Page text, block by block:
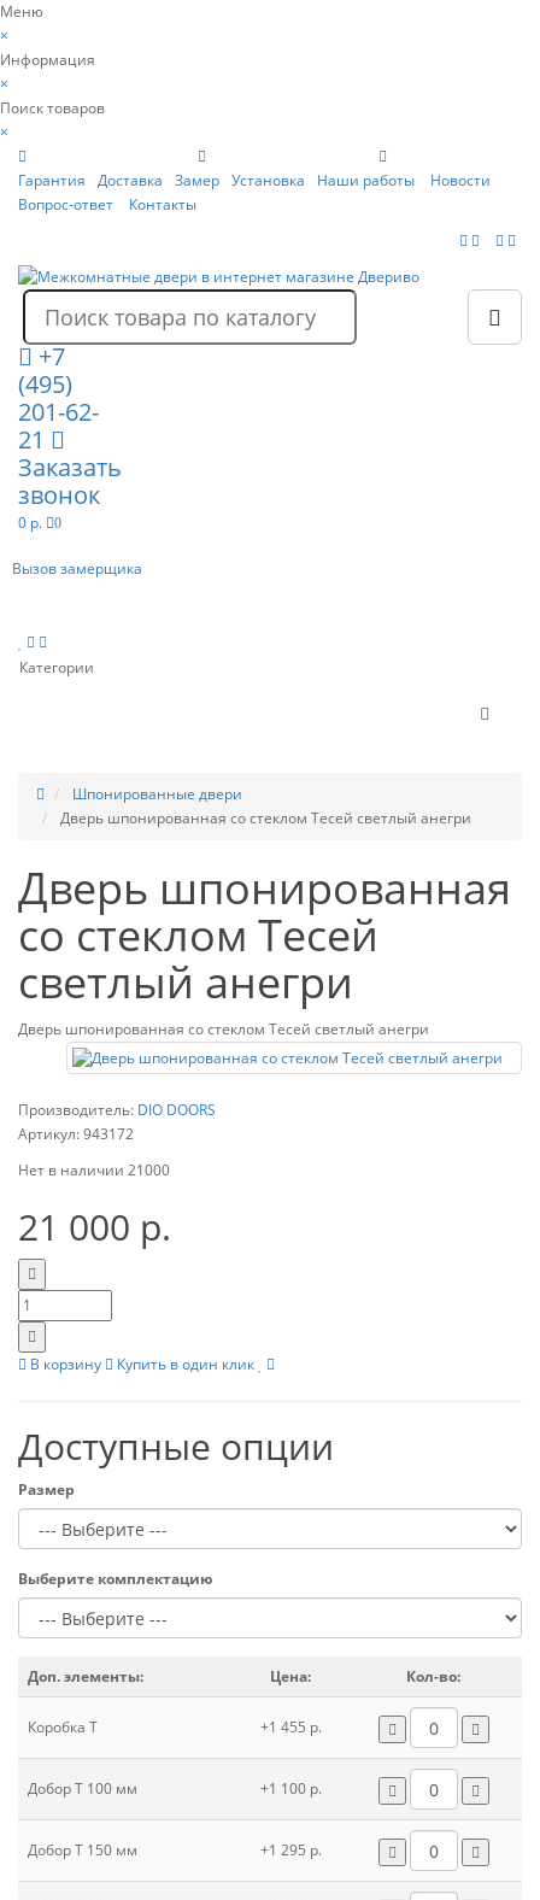
Меню
×
Информация
×
Поиск товаров
×
Гарантия Доставка Замер Установка Наши работы
Новости
Вопрос-ответ
Контакты
+7
(495)
201-62-
21
Заказать
звонок
0 р. 0
Вызов замерщика
Категории
Шпонированные двери
Дверь шпонированная со стеклом Тесей светлый анегри
Дверь шпонированная
со стеклом Тесей
светлый анегри
Дверь шпонированная со стеклом Тесей светлый анегри
Производитель: DIO DOORS
Артикул:943172
Нет в наличии 21000
21 000 р.
В корзину Купить в один клик
Доступные опции
Размер
Выберите комплектацию
Доп. элементы: Цена: Кол-во:
Коробка Т +1 455 р.
Добор Т 100 мм +1 100 р.
Добор Т 150 мм +1 295 р.